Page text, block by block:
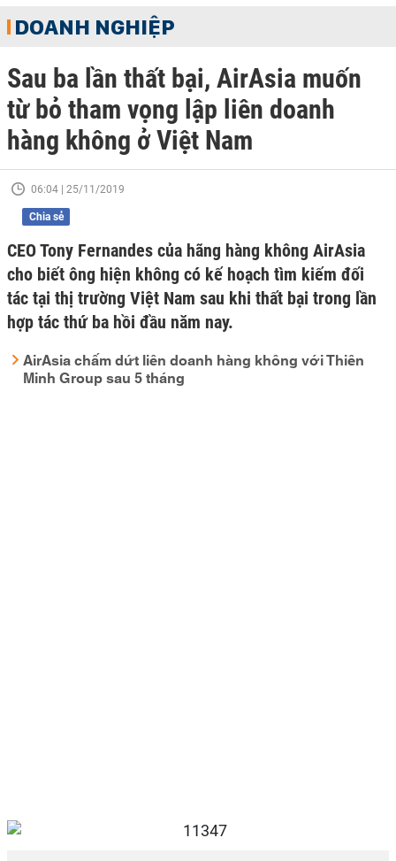
DOANH NGHIỆP
Sau ba lần thất bại, AirAsia muốn
từ bỏ tham vọng lập liên doanh
hàng không ở Việt Nam
06:04 | 25/11/2019
Chia sẻ
CEO Tony Fernandes của hãng hàng không AirAsia
cho biết ông hiện không có kế hoạch tìm kiếm đối
tác tại thị trường Việt Nam sau khi thất bại trong lần
hợp tác thứ ba hồi đầu năm nay.
AirAsia chấm dứt liên doanh hàng không với Thiên
Minh Group sau 5 tháng